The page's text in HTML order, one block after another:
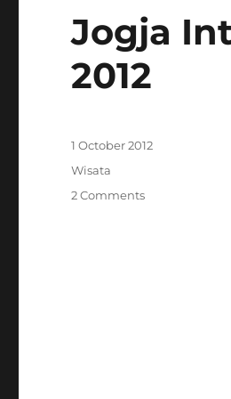
Jogja
2012
Posted
on
1 October 2012
Categories
Wisata
2 Commentson